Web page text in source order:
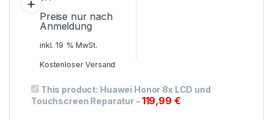
Preise nur nach
Anmeldung
inkl. 19 % MwSt.
Kostenloser Versand
This product: Huawei Honor 8x LCD und
Touchscreen Reparatur - 119,99 €